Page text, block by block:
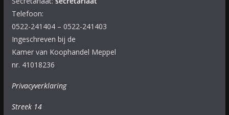
Telefoon:
0522-241404 – 0522-241403
Ingeschreven bij de
Kamer van Koophandel Meppel
nr. 41018236
Privacyverklaring
Streek 14